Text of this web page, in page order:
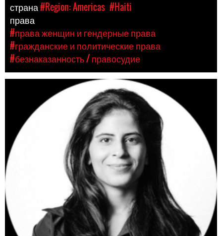
страна#Region: Americas #Haiti
права
#права женщин и гендерные права
#гражданские и политические права
#безнаказанность / правосудие